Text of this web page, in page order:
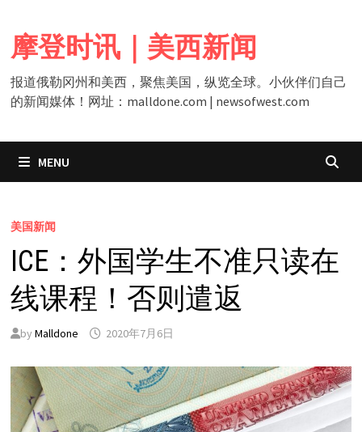
content
摩登时讯｜美西新闻
报道俄勒冈州和美西，聚焦美国，纵览全球。小伙伴们自己
的新闻媒体！网址：malldone.com | newsofwest.com
MENU
美国新闻
ICE：外国学生不准只读在
线课程！否则遣返
by Malldone 2020年7月6日